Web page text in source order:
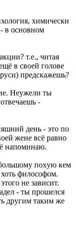
химически
в основном
т.е., читая
в своей голове
предскажешь?
Неужели ты
-
день - это по
жене всё равно
напоминаю.
похyю кем
философом.
не зависит.
- ты прошелся
другим таким же